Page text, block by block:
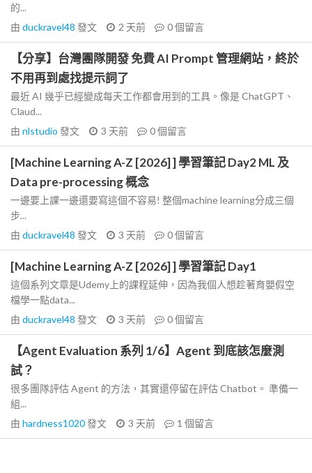
的...
由 duckravel48 發文 2 天前 0個留言
【分享】台灣團隊開發 免費 AI Prompt 管理網站，終於
不用再到處找提示詞了
最近 AI 幾乎已經變成每天工作都會用到的工具。像是 ChatGPT、
Claud...
由 nlstudio 發文 3 天前 0個留言
[Machine Learning A-Z [2026] ] 學習筆記 Day2 ML 及
Data pre-processing 概念
一邊要上課一邊還要寫這個不容易! 整個machine learning分成三個
步...
由 duckravel48 發文 3 天前 0個留言
[Machine Learning A-Z [2026] ] 學習筆記 Day1
這個系列文章是Udemy上的課程延伸，因為我個人想趁著育嬰假空
檔學一點data...
由 duckravel48 發文 3 天前 0個留言
【Agent Evaluation 系列 1/6】Agent 到底該怎麼測
試？
很多團隊評估 Agent 的方法，其實還停留在評估 Chatbot。 準備一
組...
由 hardness1020發文 3 天前 1 個留言